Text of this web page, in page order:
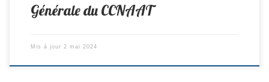
Générale du CCNAAT
Mis à jour 2 mai 2024